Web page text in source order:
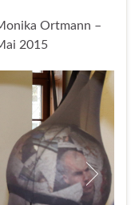
Ortmann –
2015